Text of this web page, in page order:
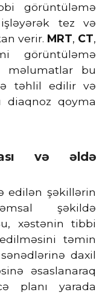
görüntüləmə
tez və
verir. MRT, CT,
görüntüləmə
məlumatlar bu
təhlil edilir və
diaqnoz qoyma
və əldə
edilən şəkillərin
şəkildə
xəstənin tibbi
təmin
daxil
əsaslanaraq
planı yarada